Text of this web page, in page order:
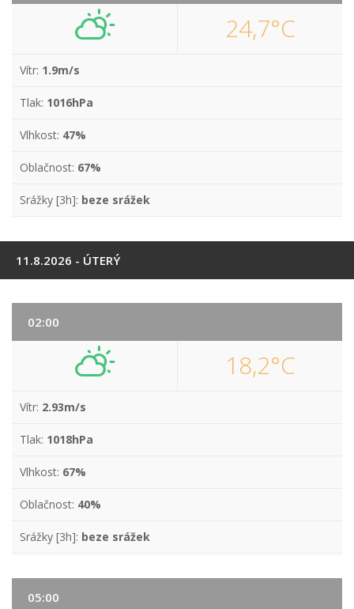
24,7°C
Vítr: 1.9m/s
Tlak: 1016hPa
Vlhkost: 47%
Oblačnost: 67%
Srážky [3h]: beze srážek
11.8.2026 - ÚTERÝ
02:00
18,2°C
Vítr: 2.93m/s
Tlak: 1018hPa
Vlhkost: 67%
Oblačnost: 40%
Srážky [3h]: beze srážek
05:00